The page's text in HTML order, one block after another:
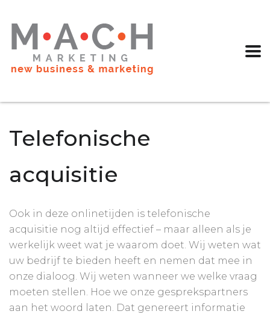
Telefonische
acquisitie
Ook in deze onlinetijden is telefonische
acquisitie nog altijd effectief ­– maar alleen als je
werkelijk weet wat je waarom doet. Wij weten wat
uw bedrijf te bieden heeft en nemen dat mee in
onze dialoog. Wij weten wanneer we welke vraag
moeten stellen. Hoe we onze gesprekspartners
aan het woord laten. Dat genereert informatie